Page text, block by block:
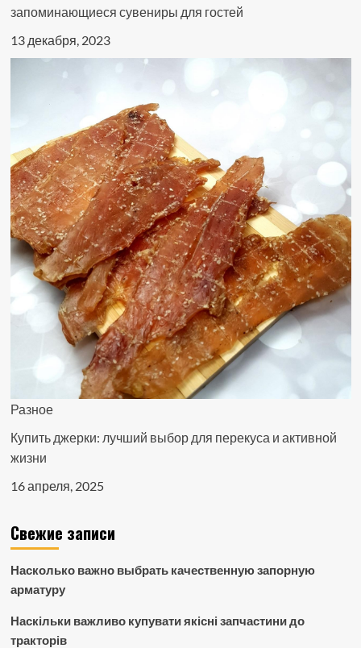
запоминающиеся сувениры для гостей
13 декабря, 2023
Разное
Купить джерки: лучший выбор для перекуса и активной
жизни
16 апреля, 2025
Свежие записи
Насколько важно выбрать качественную запорную
арматуру
Наскільки важливо купувати якісні запчастини до
тракторів